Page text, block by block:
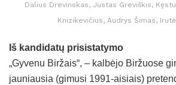
Dalius Drevinskas, Justas Greviškis,
Knizikevičius, Audrys Šimas,
Iš kandidatų prisistatymo
„Gyvenu Biržais“, – kalbėjo Biržuose
jauniausia (gimusi 1991-aisiais)